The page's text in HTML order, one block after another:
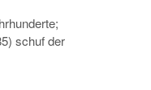
schuf der